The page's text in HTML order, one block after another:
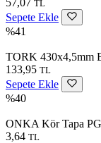
TL
Sepete Ekle
%41
TORK 430x4,5mm
133,95 TL
Sepete Ekle
%40
ONKA Kör Tapa
3,64 TL